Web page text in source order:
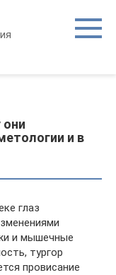
и в
глаз
и мышечные
тургор
провисание